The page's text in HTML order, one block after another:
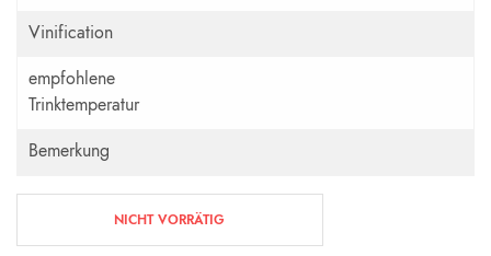
Vinification
empfohlene
Trinktemperatur
Bemerkung
NICHT VORRÄTIG